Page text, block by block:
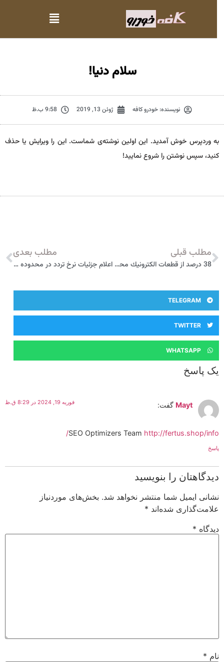
سلام دنیا!
نویسنده:خودرو کافه ژوئن 13, 2019 9:58 ب.ظ
به وردپرس خوش آمدید. این اولین نوشته‌ی شماست. این را ویرایش یا حذف
کنید، سپس نوشتن را شروع نمایید!
مطلب قبلی
38 درصد از قطعات الكترونيك محصولات ايران خودرو بومي سازي شد
مطلب بعدی
اعلام جزئیات نرخ تردد در محدوده زوج یا فرد + تمام هزینه‌ها
TELEGRAM
TWITTER
WHATSAPP
یک پاسخ
Mayt گفت: فوریه 19, 2024 در 8:29 ق.ظ
SEO Optimizers Teamhttp://fertus.shop/info/
پاسخ
دیدگاهتان را بنویسید
نشانی ایمیل شما منتشر نخواهد شد. بخش‌های موردنیاز
علامت‌گذاری شده‌اند*
دیدگاه*
نام*